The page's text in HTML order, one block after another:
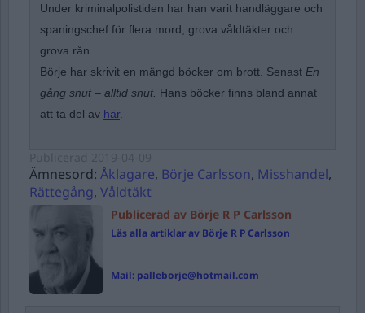
Under kriminalpolistiden har han varit handläggare och
spaningschef för flera mord, grova våldtäkter och
grova rån.
Börje har skrivit en mängd böcker om brott. Senast En
gång snut – alltid snut. Hans böcker finns bland annat
att ta del av här.
Ämnesord: Åklagare, Börje Carlsson, Misshandel,
Rättegång, Våldtäkt
Publicerad av Börje R P Carlsson
Läs alla artiklar av Börje R P Carlsson
Mail: palleborje@hotmail.com